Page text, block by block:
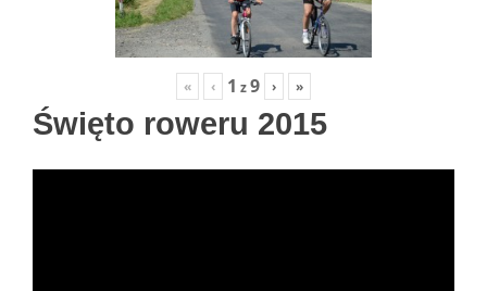
« ‹ 1 z9 › »
Święto roweru 2015